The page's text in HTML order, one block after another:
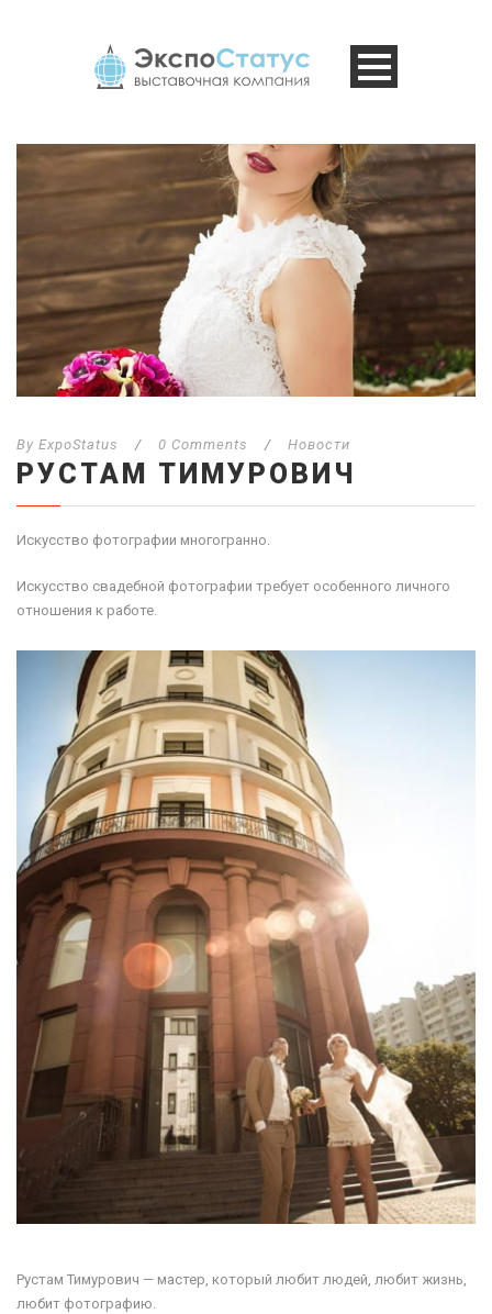
By ExpoStatus / 0 Comments / Новости
РУСТАМ ТИМУРОВИЧ
Искусство фотографии многогранно.
Искусство свадебной фотографии требует особенного личного
отношения к работе.
Рустам Тимурович — мастер, который любит людей, любит жизнь,
любит фотографию.